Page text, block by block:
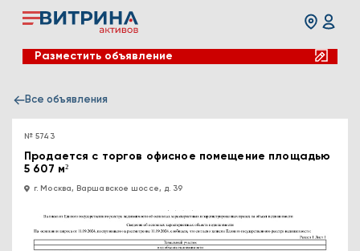
Разместить объявление
Все объявления
№ 5743
Продается с торгов офисное помещение площадью
5 607 м²
г. Москва, Варшавское шоссе, д. 39